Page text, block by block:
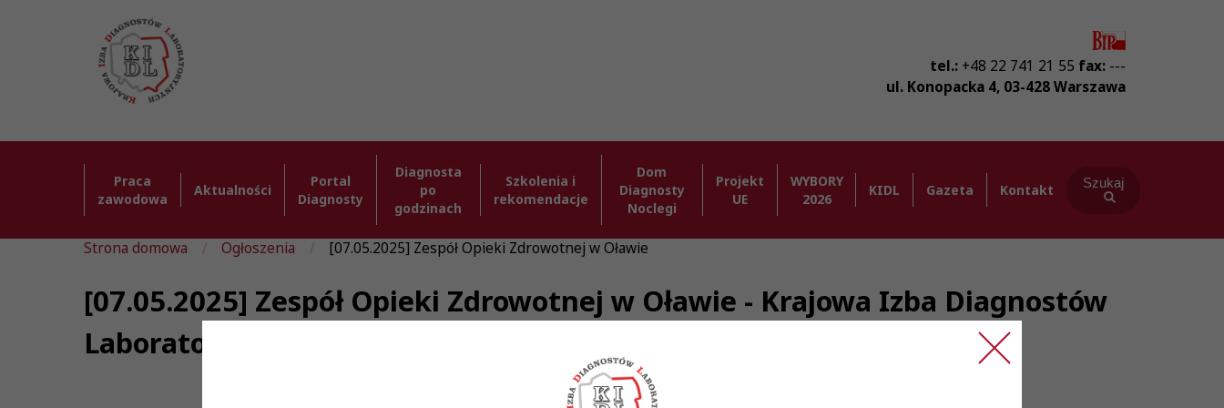
tel.: +48 22 741 21 55 fax: ---
ul. Konopacka 4, 03-428Warszawa
Praca
zawodowa
Aktualności
Portal
Diagnosty
Diagnosta
po
godzinach
Szkolenia i
rekomendacje
Dom
Diagnosty
Noclegi
Projekt
UE
WYBORY
2026
KIDL Gazeta Kontakt Szukaj
Strona domowa Ogłoszenia [07.05.2025] Zespół Opieki Zdrowotnej w Oławie
[07.05.2025] Zespół Opieki Zdrowotnej w Oławie - Krajowa Izba Diagnostów
Laboratoryjnych